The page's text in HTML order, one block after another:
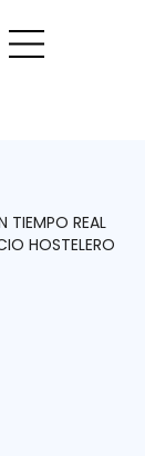
TIEMPO REAL
HOSTELERO